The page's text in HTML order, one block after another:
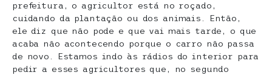
prefeitura, o agricultor está no roçado,
cuidando da plantação ou dos animais. Então,
ele diz que não pode e que vai mais tarde, o que
acaba não acontecendo porque o carro não passa
de novo. Estamos indo às rádios do interior para
pedir a esses agricultores que, no segundo